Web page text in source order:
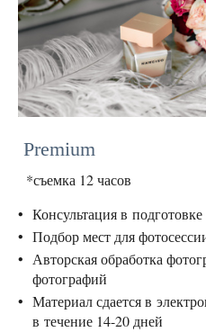
Premium
*съемка 12 часов
Консультация в
Подбор мест для
Авторская обработка
фотографий
Материал сдается в
в течение 14-20 дней